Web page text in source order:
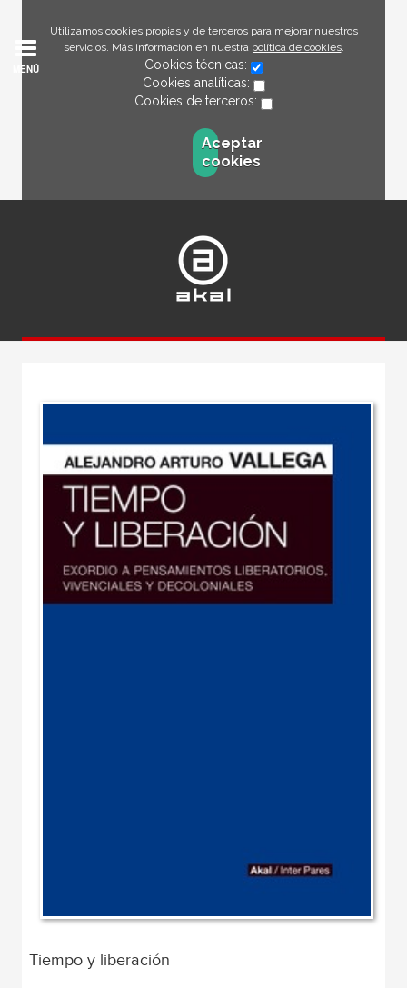
Utilizamos cookies propias y de terceros para mejorar nuestros
servicios. Más información en nuestra política de cookies.
Cookies técnicas:
Cookies analíticas:
Cookies de terceros:
Aceptar
cookies
MENÚ
Tiempo y liberación